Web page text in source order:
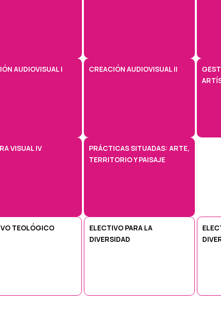
AUDIOVISUAL I
VISUAL IV
TEOLÓGICO
CREACIÓN AUDIOVISUAL II
PRÁCTICAS SITUADAS: ARTE,
TERRITORIO Y PAISAJE
ELECTIVO PARA LA
DIVERSIDAD